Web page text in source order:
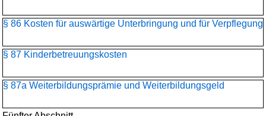
§ 86 Kosten für auswärtige Unterbringung und für Verpflegung
§ 87 Kinderbetreuungskosten
§ 87a Weiterbildungsprämie und Weiterbildungsgeld